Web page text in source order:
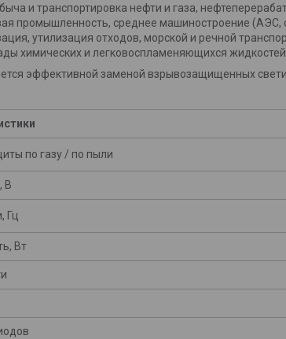
и транспортировка нефти и газа,
промышленность, среднее машиностроение (АЭС,
утилизация отходов, морской и речной
химических и легковоспламеняющихся жидкостей,
эффективной заменой взрывозащищенных
по газу / по пыли
В
Гц
Вт